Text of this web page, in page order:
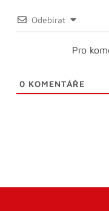
Odebírat
Pro
0 KOMENTÁŘE